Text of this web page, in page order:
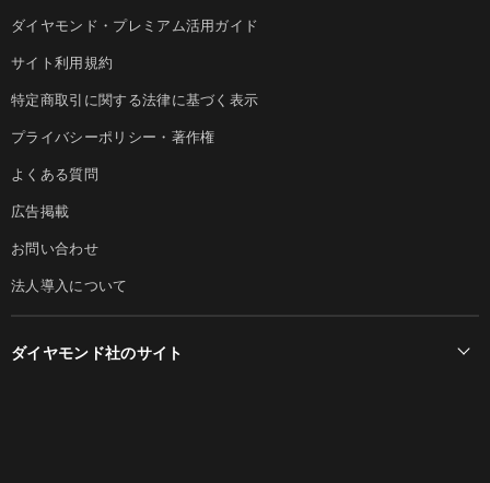
ダイヤモンド・プレミアム活用ガイド
サイト利用規約
特定商取引に関する法律に基づく表示
プライバシーポリシー・著作権
よくある質問
広告掲載
お問い合わせ
法人導入について
ダイヤモンド社のサイト